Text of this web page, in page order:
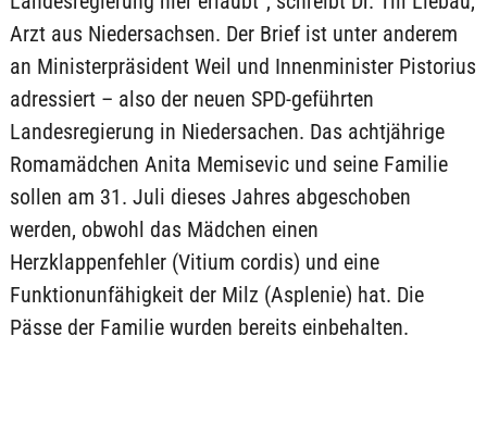
Arzt aus Niedersachsen. Der Brief ist unter anderem
an Ministerpräsident Weil und Innenminister Pistorius
adressiert – also der neuen SPD-geführten
Landesregierung in Niedersachen. Das achtjährige
Romamädchen Anita Memisevic und seine Familie
sollen am 31. Juli dieses Jahres abgeschoben
werden, obwohl das Mädchen einen
Herzklappenfehler (Vitium cordis) und eine
Funktionunfähigkeit der Milz (Asplenie) hat. Die
Pässe der Familie wurden bereits einbehalten.